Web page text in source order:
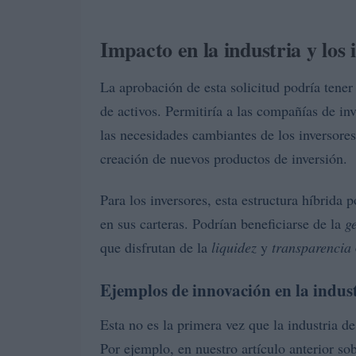
Impacto en la industria y los
La aprobación de esta solicitud podría
de activos. Permitiría a las compañías de
las necesidades cambiantes de los
creación de nuevos productos de inversión.
Para los inversores, esta estructura híbrida
en sus carteras. Podrían beneficiarse de la
que disfrutan de la liquidez y transparencia
Ejemplos de innovación en la
Esta no es la primera vez que la industria
Por ejemplo, en nuestro artículo anterior